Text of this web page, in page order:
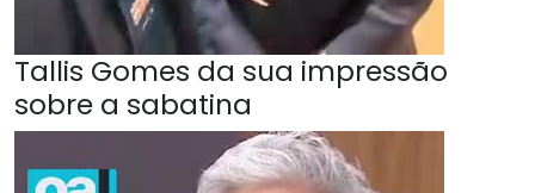
Tallis Gomes da sua impressão
sobre a sabatina